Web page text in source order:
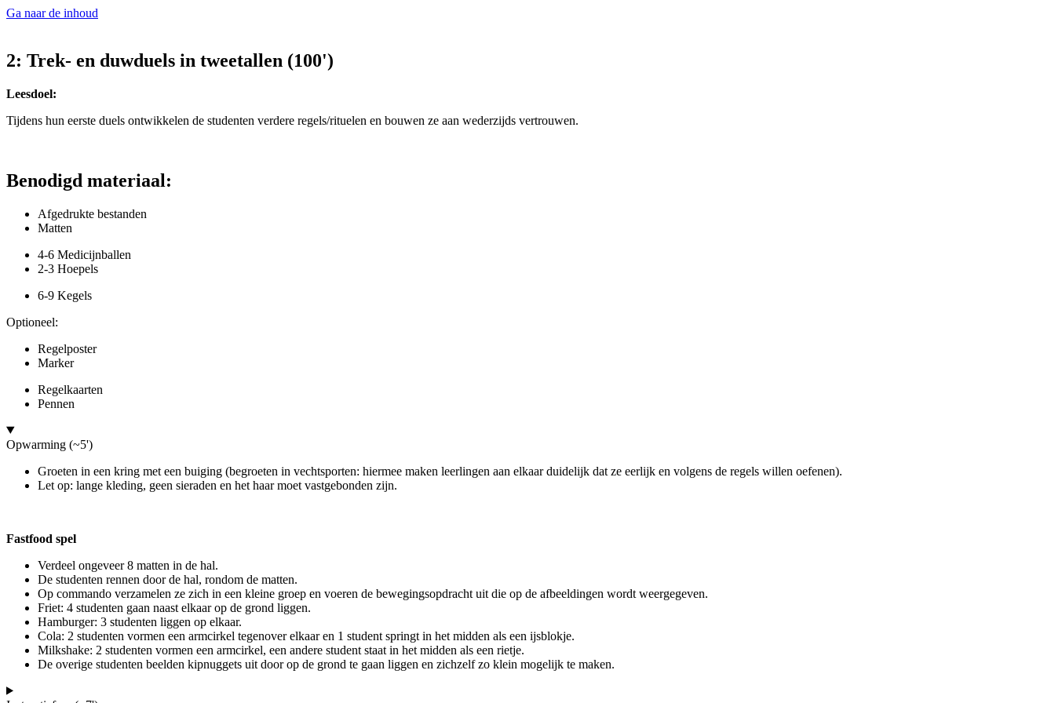
Ga naar de inhoud
2: Trek- en duwduels in tweetallen (100')
Leesdoel:
Tijdens hun eerste duels ontwikkelen de studenten verdere regels/rituelen en bouwen ze aan wederzijds vertrouwen.
Benodigd materiaal:
Afgedrukte bestanden
Matten
4-6 Medicijnballen
2-3 Hoepels
6-9 Kegels
Optioneel:
Regelposter
Marker
Regelkaarten
Pennen
Opwarming (~5')
Groeten in een kring met een buiging (begroeten in vechtsporten: hiermee maken leerlingen aan elkaar duidelijk dat ze eerlijk en volgens de regels willen oefenen).
Let op: lange kleding, geen sieraden en het haar moet vastgebonden zijn.
Fastfood spel
Verdeel ongeveer 8 matten in de hal.
De studenten rennen door de hal, rondom de matten.
Op commando verzamelen ze zich in een kleine groep en voeren de bewegingsopdracht uit die op de afbeeldingen wordt weergegeven.
Friet: 4 studenten gaan naast elkaar op de grond liggen.
Hamburger: 3 studenten liggen op elkaar.
Cola: 2 studenten vormen een armcirkel tegenover elkaar en 1 student springt in het midden als een ijsblokje.
Milkshake: 2 studenten vormen een armcirkel, een andere student staat in het midden als een rietje.
De overige studenten beelden kipnuggets uit door op de grond te gaan liggen en zichzelf zo klein mogelijk te maken.